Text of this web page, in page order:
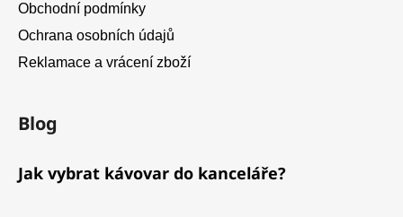
Obchodní podmínky
Ochrana osobních údajů
Reklamace a vrácení zboží
Blog
Jak vybrat kávovar do kanceláře?